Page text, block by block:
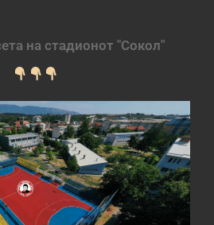
на стадионот "Сокол"